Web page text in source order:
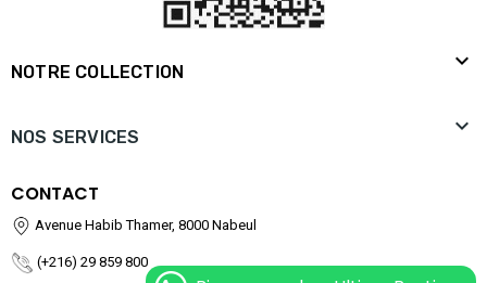
NOTRE COLLECTION 
NOS SERVICES 
CONTACT
Avenue Habib Thamer, 8000 Nabeul
(+216) 29 859 800